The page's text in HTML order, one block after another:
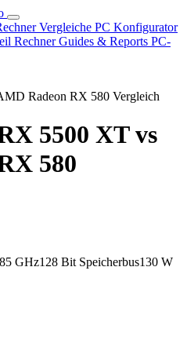
Vergleiche PC Konfigurator
RechnerGuides & Reports PC-
Radeon RX 580 Vergleich
5500 XTvs
580
GHz128 Bit Speicherbus130 W